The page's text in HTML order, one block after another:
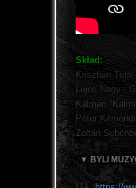
Skład:
Krisztián Tóth
Lajos Nagy -
Kálmán
Péter
Zoltán
▼ BYLI